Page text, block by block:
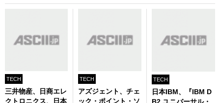
TECH
三井物産、日商エレ
クトロニクス、日本
TECH
アズジェント、チェ
ック・ポイント・ソ
TECH
日本IBM、『IBM D